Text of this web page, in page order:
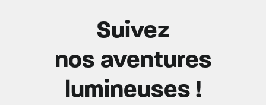
Suivez
nos aventures
lumineuses !